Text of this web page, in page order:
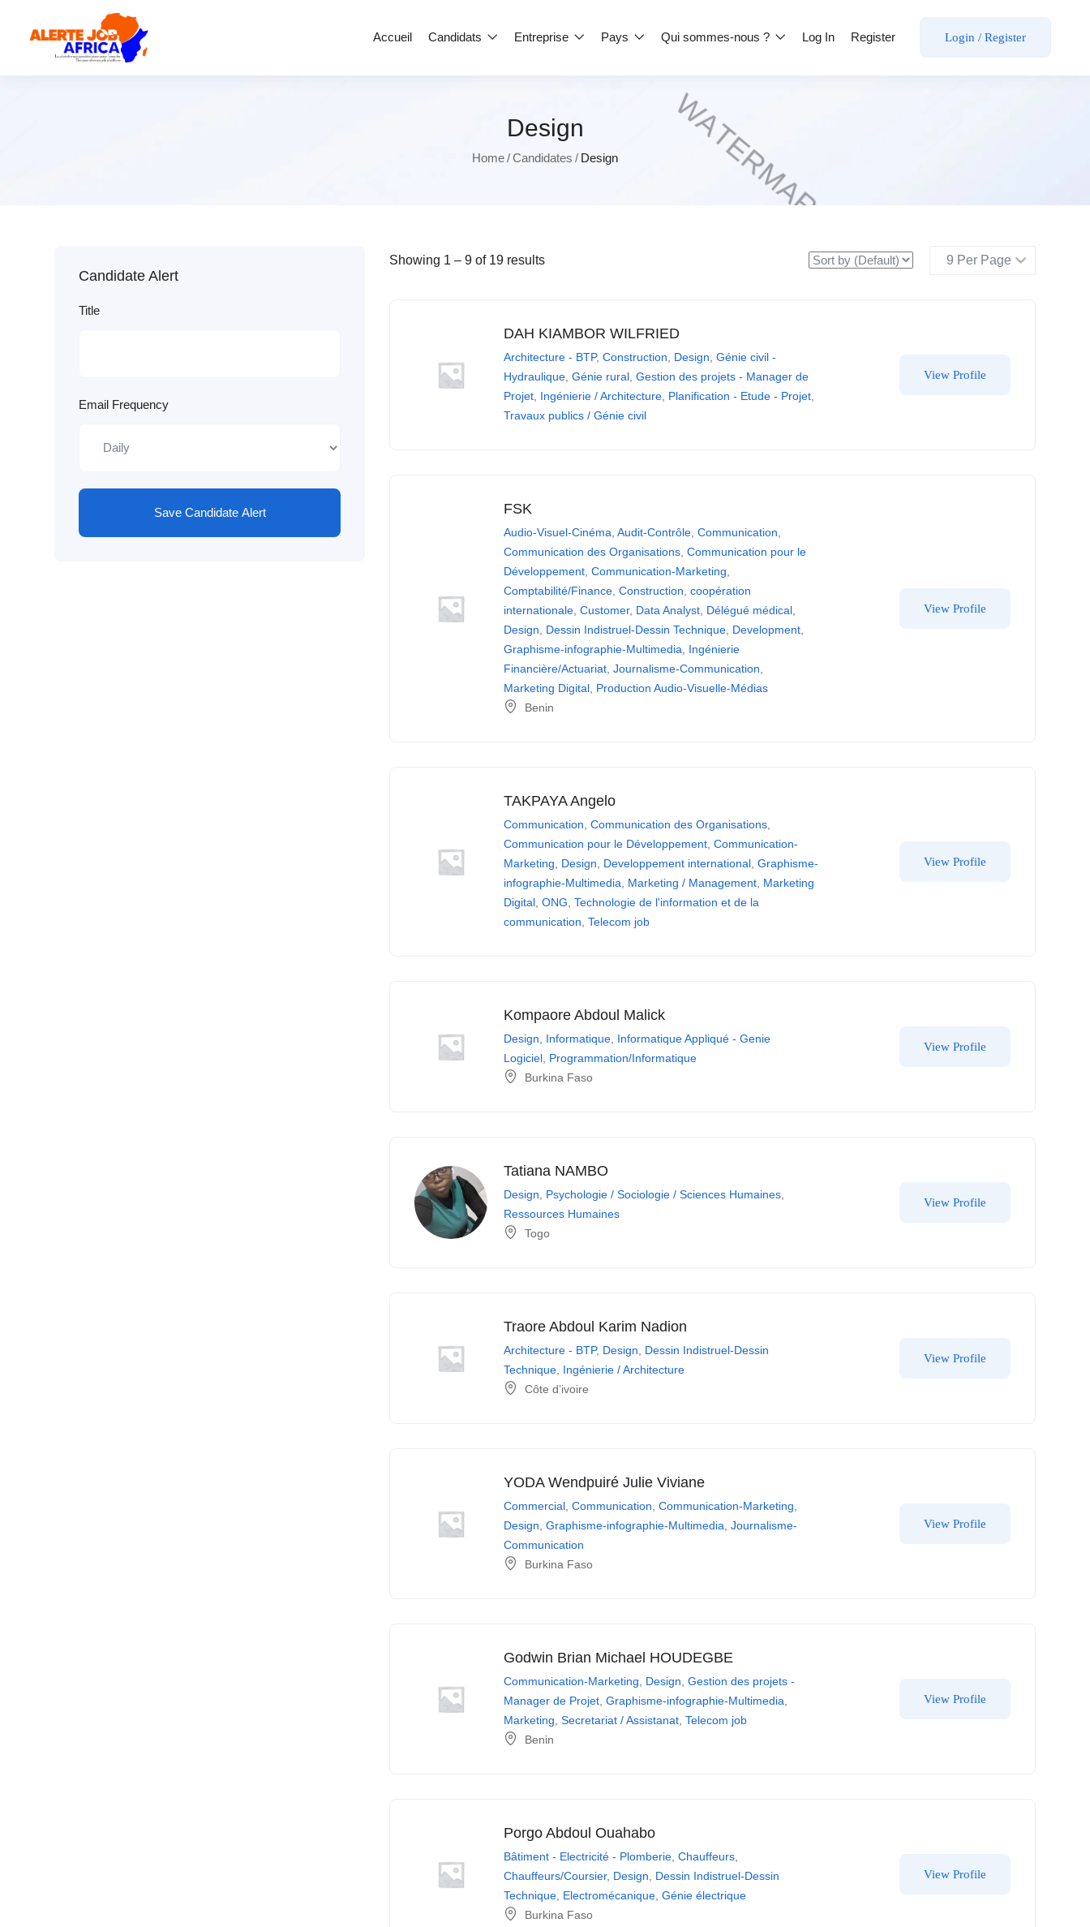
Accueil Candidats Entreprise Pays Qui sommes-nous ? Log In Register Login / Register
Design
Home Candidates Design
Candidate Alert
Title
Email Frequency
Save Candidate Alert
Showing 1 –9 of 19 results
DAH KIAMBOR WILFRIED
Architecture - BTP,Construction Design ,Génie civil -
Hydraulique ,Génie rural ,Gestion des projets - Manager de
Projet Ingénierie / Architecture Planification - Etude - Projet
Travaux publics / Génie civil
View Profile
FSK
Audio-Visuel-Cinéma ,Audit-Contrôle ,Communication
Communication des Organisations ,Communication pour le
Développement ,Communication-Marketing
Comptabilité/Finance ,Construction ,coopération
internationale ,Customer, Data Analyst Délégué médical
Design
Dessin Indistruel-Dessin Technique Development
Graphisme-infographie-Multimedia
Ingénierie
Financière/Actuariat ,Journalisme-Communication
Marketing Digital Production Audio-Visuelle-Médias
Benin
View Profile
TAKPAYA Angelo
Communication ,Communication des Organisations
Communication pour le Développement ,Communication-
Marketing
Design Developpement international ,Graphisme-
infographie-Multimedia
Marketing / Management Marketing
Digital ,ONG ,Technologie de l'information et de la
communication ,Telecom job
View Profile
Kompaore Abdoul Malick
Design Informatique Informatique Appliqué - Genie
Logiciel Programmation/Informatique
Burkina Faso
View Profile
Tatiana NAMBO
Design Psychologie / Sociologie / Sciences Humaines
Ressources Humaines
Togo
View Profile
Traore Abdoul Karim Nadion
Architecture - BTP, Design
Dessin Indistruel-Dessin
Technique Ingénierie / Architecture
Côte d’ivoire
View Profile
YODA Wendpuiré Julie Viviane
Commercial ,Communication ,Communication-Marketing
Design ,Graphisme-infographie-Multimedia ,Journalisme-
Communication
Burkina Faso
View Profile
Godwin Brian Michael HOUDEGBE
Communication-Marketing Design ,Gestion des projets -
Manager de Projet ,Graphisme-infographie-Multimedia
Marketing ,Secretariat / Assistanat ,Telecom job
Benin
View Profile
Porgo Abdoul Ouahabo
Bâtiment - Electricité - Plomberie ,Chauffeurs
Chauffeurs/Coursier, Design
Dessin Indistruel-Dessin
Technique Electromécanique ,Génie électrique
Burkina Faso
View Profile